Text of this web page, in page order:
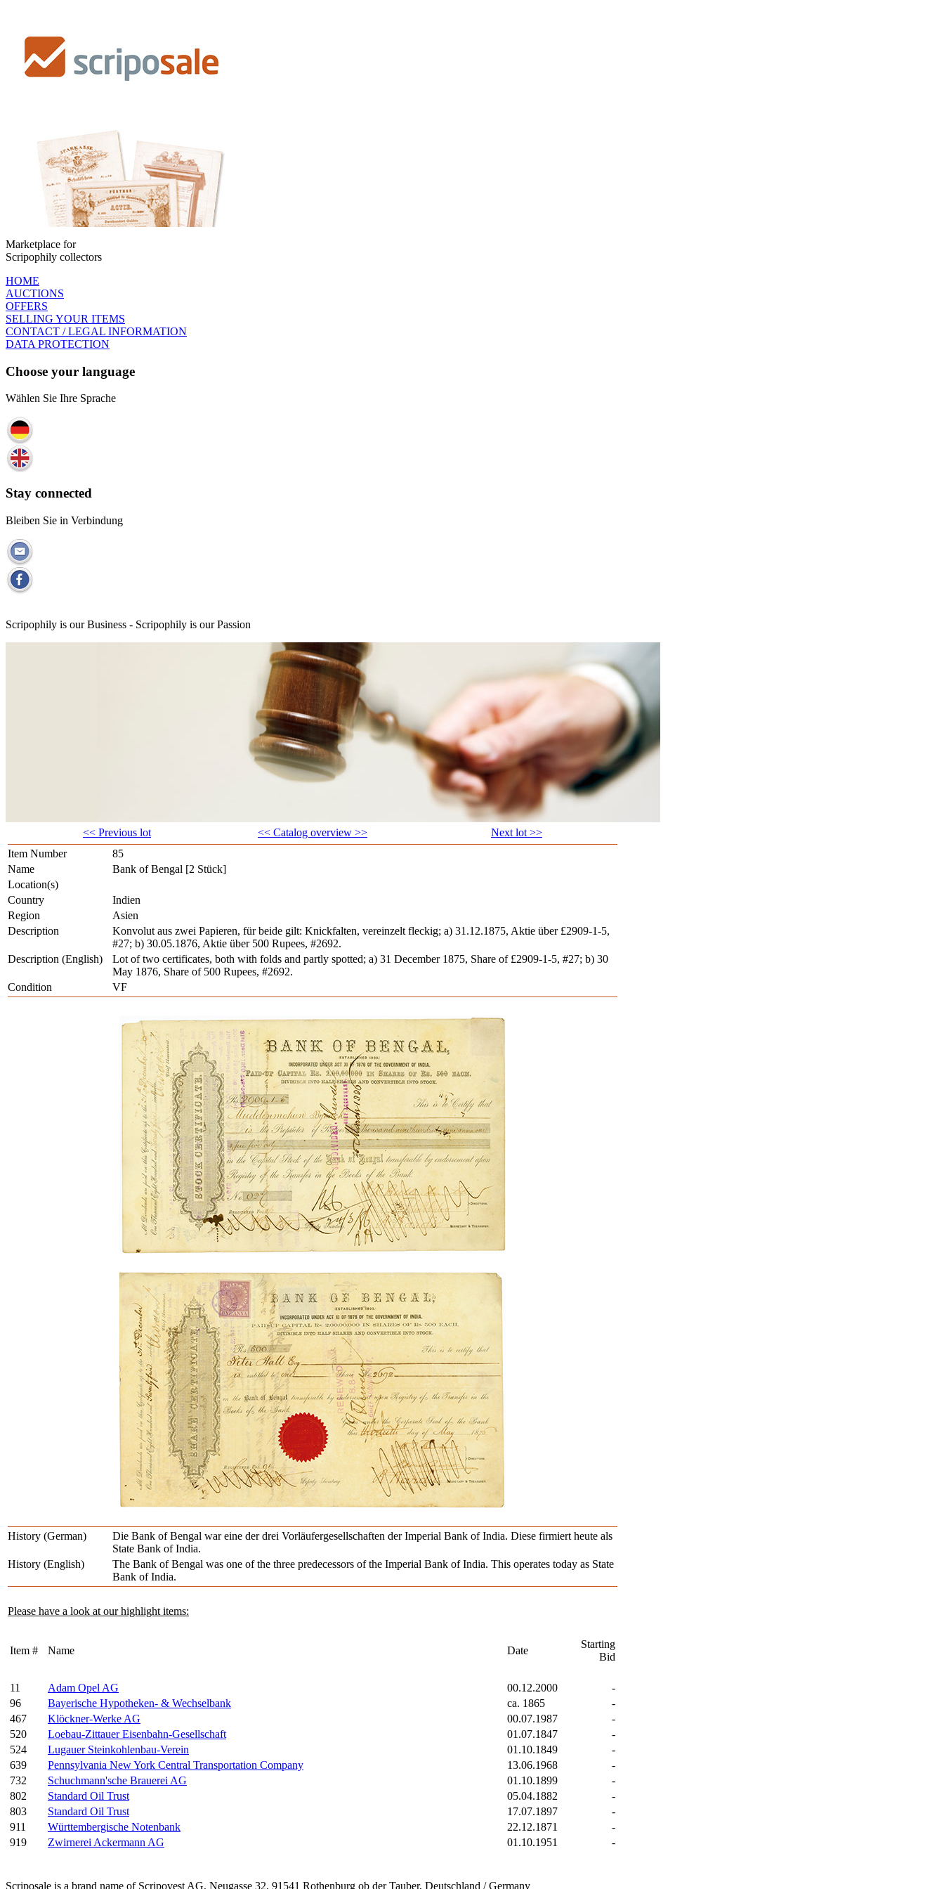
Marketplace for
Scripophily collectors
HOME
AUCTIONS
OFFERS
SELLING YOUR ITEMS
CONTACT / LEGAL INFORMATION
DATA PROTECTION
Choose your language
Wählen Sie Ihre Sprache
Stay connected
Bleiben Sie in Verbindung
Scripophily is our Business - Scripophily is our Passion
<< Previous lot << Catalog overview >>
Next lot >>
Item Number
85
Name
Bank of Bengal [2 Stück]
Location(s)
Country
Indien
Region
Asien
Description
Konvolut aus zwei Papieren, für beide gilt: Knickfalten, vereinzelt fleckig; a) 31.12.1875, Aktie über £2909-1-5,
#27; b) 30.05.1876, Aktie über 500 Rupees, #2692.
Description (English)
Lot of two certificates, both with folds and partly spotted; a) 31 December 1875, Share of £2909-1-5, #27; b) 30
May 1876, Share of 500 Rupees, #2692.
Condition
VF
History (German)
Die Bank of Bengal war eine der drei Vorläufergesellschaften der Imperial Bank of India. Diese firmiert heute als
State Bank of India.
History (English)
The Bank of Bengal was one of the three predecessors of the Imperial Bank of India. This operates today as State
Bank of India.
Please have a look at our highlight items:
Item # Name Date
Starting
Bid
11 Adam Opel AG 00.12.2000
-
96
Bayerische Hypotheken- & Wechselbank ca. 1865
-
467
Klöckner-Werke AG 00.07.1987
-
520
Loebau-Zittauer Eisenbahn-Gesellschaft 01.07.1847
-
524
Lugauer Steinkohlenbau-Verein 01.10.1849
-
639
Pennsylvania New York Central Transportation Company 13.06.1968
-
732
Schuchmann'sche Brauerei AG 01.10.1899
-
802
Standard Oil Trust 05.04.1882
-
803
Standard Oil Trust 17.07.1897
-
911
Württembergische Notenbank 22.12.1871
-
919
Zwirnerei Ackermann AG 01.10.1951 -
Scriposale is a brand name of Scripovest AG, Neugasse 32, 91541 Rothenburg ob der Tauber, Deutschland / Germany